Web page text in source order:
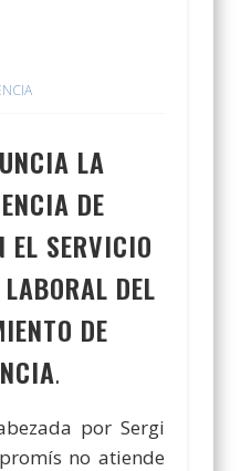
LA
DE
EL SERVICIO
DEL
DE
.
por Sergi
no atiende